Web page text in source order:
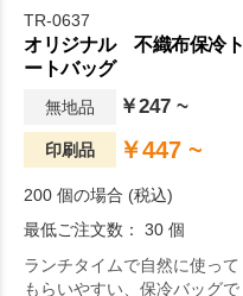
TR-0637
オリジナル 不織布保冷ト
ートバッグ
無地品 ￥247 ~
印刷品 ￥447 ~
200 個の場合 (税込)
最低ご注文数： 30 個
ランチタイムで自然に使って
もらいやすい、保冷バッグで